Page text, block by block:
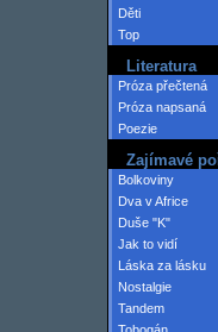
Děti
Top
Literatura
Próza přečtená
Próza napsaná
Poezie
Zajímavé
Bolkoviny
Dva v Africe
Duše "K"
Jak to vidí
Láska za lásku
Nostalgie
Tandem